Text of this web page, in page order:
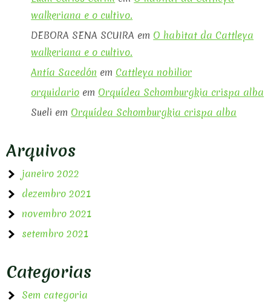
walkeriana e o cultivo.
DEBORA SENA SCUIRA em O habitat da Cattleya
walkeriana e o cultivo.
Antía Sacedón em Cattleya nobilior
orquidario em Orquídea Schomburgkia crispa alba
Sueli em Orquídea Schomburgkia crispa alba
Arquivos
janeiro 2022
dezembro 2021
novembro 2021
setembro 2021
Categorias
Sem categoria